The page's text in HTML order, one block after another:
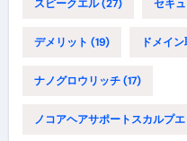
スピークエル(27) セキ
デメリット (19) ドメイ
ナノグロウリッチ(17)
ノコアヘアサポートスカルプ